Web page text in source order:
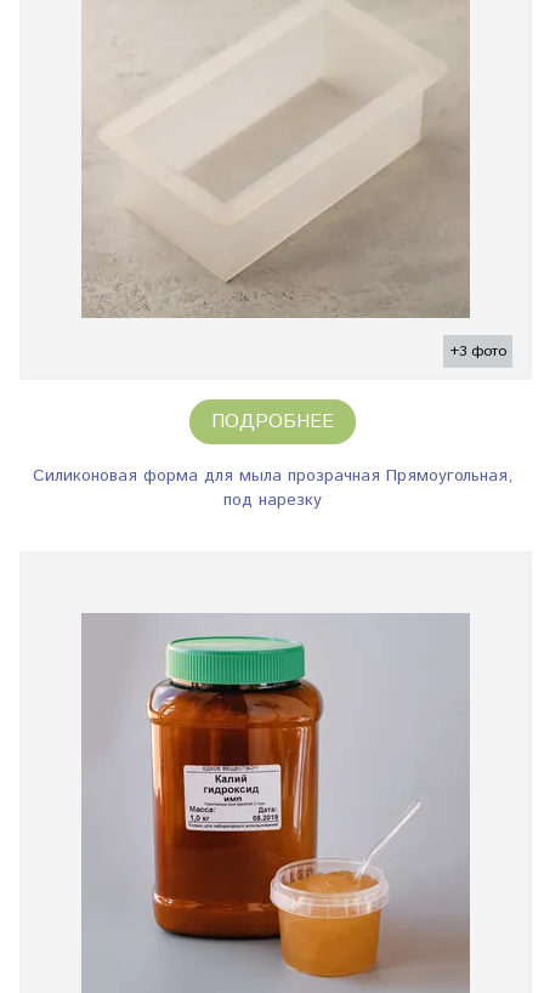
+3 фото
ПОДРОБНЕЕ
Силиконовая форма для мыла прозрачная Прямоугольная,
под нарезку